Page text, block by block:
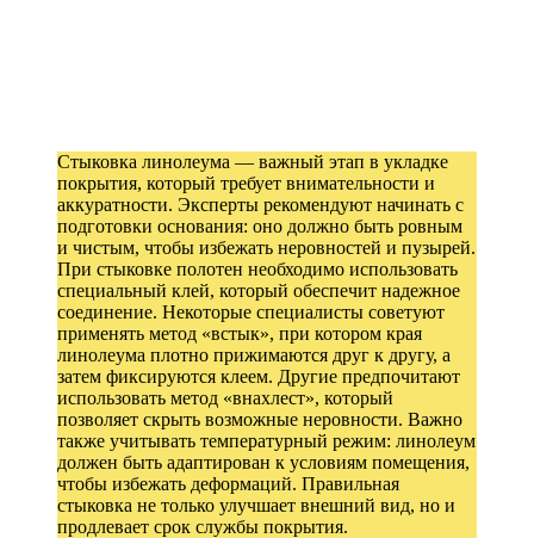
Стыковка линолеума — важный этап в укладке
покрытия, который требует внимательности и
аккуратности. Эксперты рекомендуют начинать с
подготовки основания: оно должно быть ровным
и чистым, чтобы избежать неровностей и пузырей.
При стыковке полотен необходимо использовать
специальный клей, который обеспечит надежное
соединение. Некоторые специалисты советуют
применять метод «встык», при котором края
линолеума плотно прижимаются друг к другу, а
затем фиксируются клеем. Другие предпочитают
использовать метод «внахлест», который
позволяет скрыть возможные неровности. Важно
также учитывать температурный режим: линолеум
должен быть адаптирован к условиям помещения,
чтобы избежать деформаций. Правильная
стыковка не только улучшает внешний вид, но и
продлевает срок службы покрытия.